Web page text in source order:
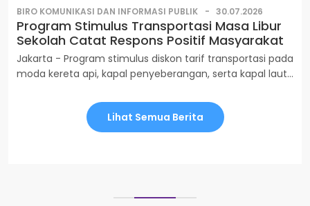
BIRO KOMUNIKASI DAN INFORMASI PUBLIK 30.07.2026
Program Stimulus Transportasi Masa Libur
Sekolah Catat Respons Positif Masyarakat
Jakarta - Program stimulus diskon tarif transportasi pada
moda kereta api, kapal penyeberangan, serta kapal laut
positif dari masyarakat. Hal tersebut terlihat dari
tingginya tingkat pemanfaatan pada berbagai moda. Plt.
Kepala Biro Komunikasi dan Informasi Publik Farida
nyaman, serta terjangkau bagi masyarakat.
Lihat Semua Berita